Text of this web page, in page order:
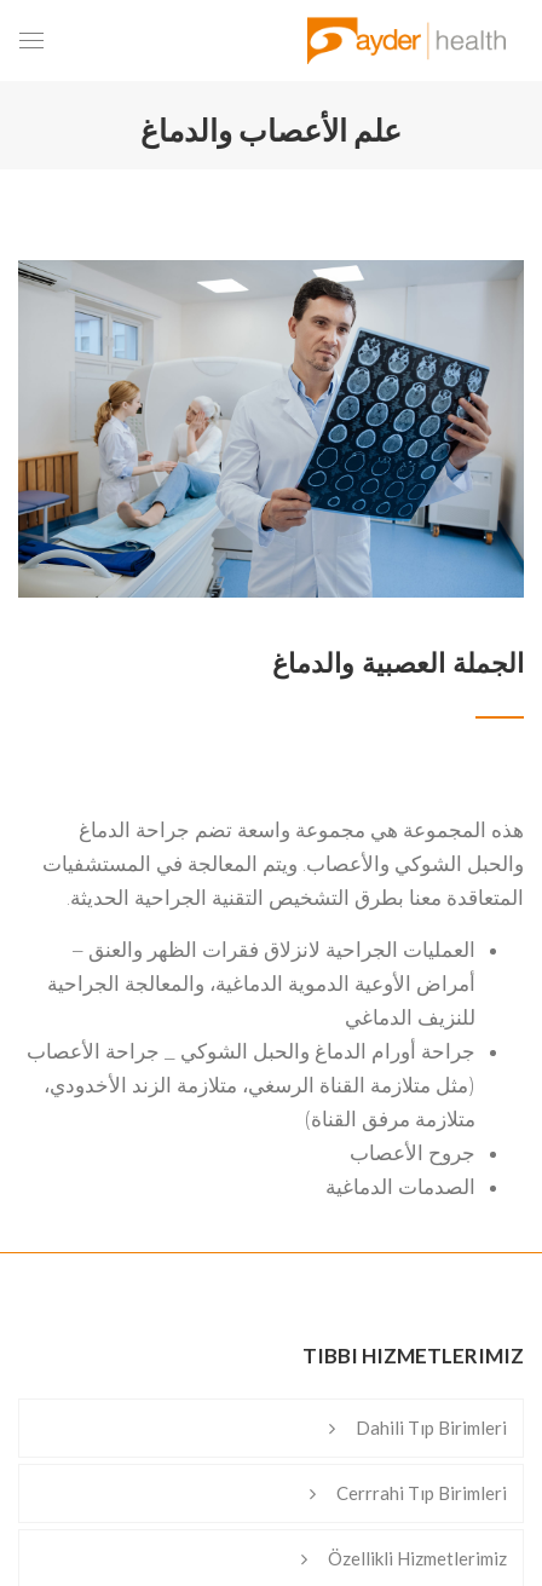
علم الأعصاب والدماغ
الجملة العصبية والدماغ
هذه المجموعة هي مجموعة واسعة تضم جراحة الدماغ
والحبل الشوكي والأعصاب. ويتم المعالجة في المستشفيات
المتعاقدة معنا بطرق التشخيص التقنية الجراحية الحديثة.
العمليات الجراحية لانزلاق فقرات الظهر والعنق –
أمراض الأوعية الدموية الدماغية، والمعالجة الجراحية
للنزيف الدماغي
جراحة أورام الدماغ والحبل الشوكي _ جراحة الأعصاب
(مثل متلازمة القناة الرسغي، متلازمة الزند الأخدودي،
متلازمة مرفق القناة)
جروح الأعصاب
الصدمات الدماغية
TIBBI HIZMETLERIMIZ
Dahili Tıp Birimleri
Cerrrahi Tıp Birimleri
Özellikli Hizmetlerimiz